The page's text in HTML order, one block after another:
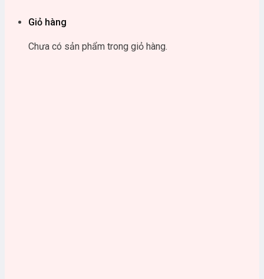
Giỏ hàng
Chưa có sản phẩm trong giỏ hàng.